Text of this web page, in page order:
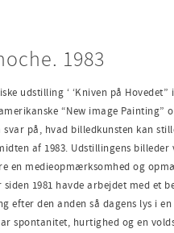
1983
udstilling ‘ ‘Kniven på
“New image Painting”
på, hvad billedkunsten kan
af 1983. Udstillingens
en medieopmærksomhed og
1981 havde arbejdet med
efter den anden så da­gens lys i
spontanitet, hurtighed og en